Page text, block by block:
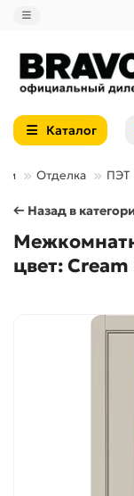
Каталог
Отделка ПЭТ
← Назад в
цвет: Cream